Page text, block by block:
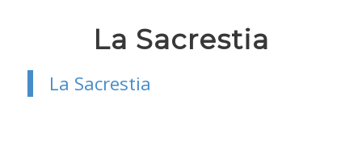
La Sacrestia
La Sacrestia